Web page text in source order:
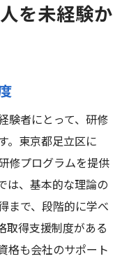
を見つけるため
法
なす
ポイント
り
法
むための秘訣
を未経験か
験者にとって、研修
。東京都足立区に
修プログラムを提供
は、基本的な理論の
まで、段階的に学べ
取得支援制度がある
格も会社のサポート